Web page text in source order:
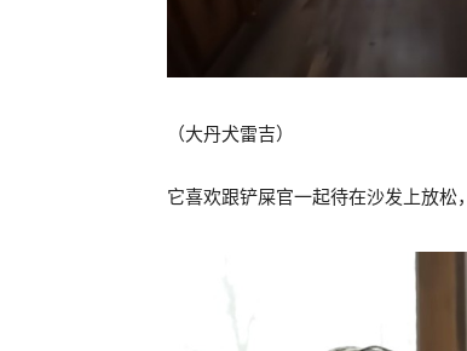
（大丹犬雷吉）
它喜欢跟铲屎官一起待在沙发上放松，